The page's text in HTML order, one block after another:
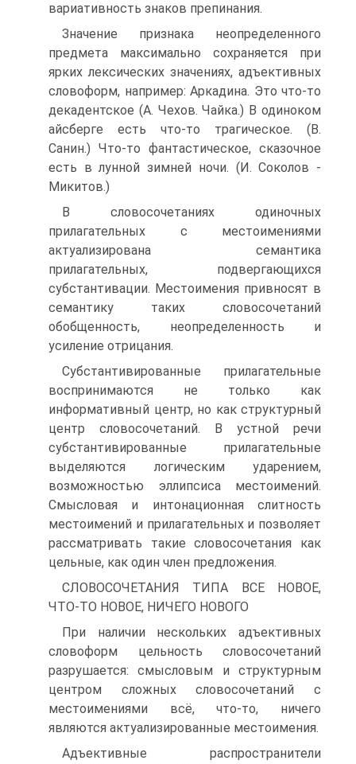
вариативность знаков препинания.
Значение признака неопределенного
предмета максимально сохраняется при
ярких лексических значениях, адъективных
словоформ, например: Аркадина. Это что-то
декадентское (А. Чехов. Чайка.) В одиноком
айсберге есть что-то трагическое. (В.
Санин.) Что-то фантастическое, сказочное
есть в лунной зимней ночи. (И. Соколов -
Микитов.)
В словосочетаниях одиночных
прилагательных с местоимениями
актуализирована семантика
прилагательных, подвергающихся
субстантивации. Местоимения привносят в
семантику таких словосочетаний
обобщенность, неопределенность и
усиление отрицания.
Субстантивированные прилагательные
воспринимаются не только как
информативный центр, но как структурный
центр словосочетаний. В устной речи
субстантивированные прилагательные
выделяются логическим ударением,
возможностью эллипсиса местоимений.
Смысловая и интонационная слитность
местоимений и прилагательных и позволяет
рассматривать такие словосочетания как
цельные, как один член предложения.
СЛОВОСОЧЕТАНИЯ ТИПА ВСЕ НОВОЕ,
ЧТО-ТО НОВОЕ, НИЧЕГО НОВОГО
При наличии нескольких адъективных
словоформ цельность словосочетаний
разрушается: смысловым и структурным
центром сложных словосочетаний с
местоимениями всё, что-то, ничего
являются актуализированные местоимения.
Адъективные распространители